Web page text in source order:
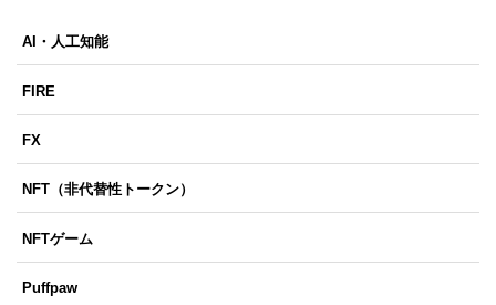
AI・人工知能
FIRE
FX
NFT（非代替性トークン）
NFTゲーム
Puffpaw